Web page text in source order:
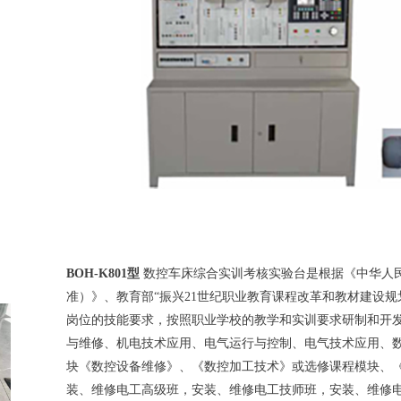
BOH-K801型 数控车床综合实训考核实验台是根据《中华人
准）》、教育部“振兴21世纪职业教育课程改革和教材建设
岗位的技能要求，按照职业学校的教学和实训要求研制和
与维修、机电技术应用、电气运行与控制、电气技术应用
块《数控设备维修》、《数控加工技术》或选修课程模块
装、维修电工高级班，安装、维修电工技师班，安装、维